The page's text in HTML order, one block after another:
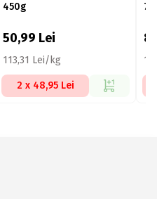
450g
50,99 Lei
113,31 Lei/kg
2 x 48,95 Lei